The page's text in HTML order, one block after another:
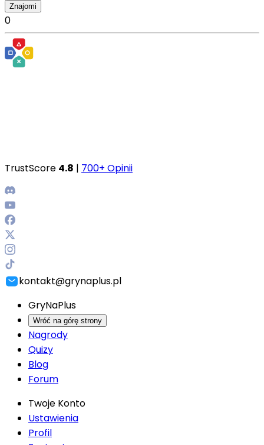
Znajomi
0
TrustScore 4.8 | 700+ Opinii
kontakt@grynaplus.pl
GryNaPlus
Wróć na górę strony
Nagrody
Quizy
Blog
Forum
Twoje Konto
Ustawienia
Profil